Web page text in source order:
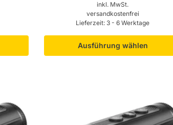
inkl. MwSt.
versandkostenfrei
Lieferzeit: 3 - 6 Werktage
Ausführung wählen